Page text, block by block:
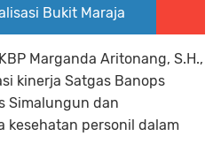
Bukit Maraja
Marganda Aritonang, S.H.,
kinerja Satgas Banops
Simalungun dan
kesehatan personil dalam